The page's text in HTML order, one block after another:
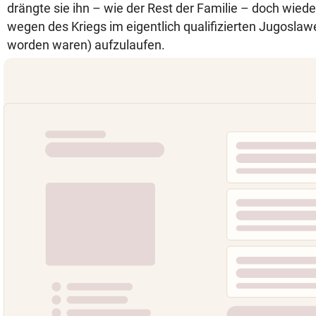
drängte sie ihn – wie der Rest der Familie – doch
wegen des Kriegs im eigentlich qualifizierten
worden waren) aufzulaufen.